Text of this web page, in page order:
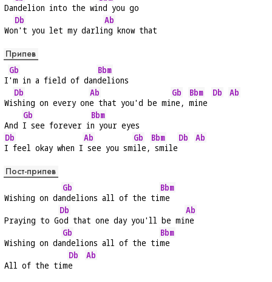
Dandelion into the wind you go
Wo
Db
n't you let my darli
Ab
ng know that
Припев
I
Gb
'm in a field of dan
Bbm
delions
Wi
Db
shing on every on
Ab
e that you'd be mi
Gb
ne,
Bbm
mine
Db Ab
And
Gb
I see forever i
Bbm
n your eyes
Db
I feel okay when I
Ab
see you sm
Gb
ile,
Bbm
smile
Db Ab
Пост-припев
Wishing on da
Gb
ndelions all of the ti
Bbm
me
Praying to G
Db
od that one day you'll be mi
Ab
ne
Wishing on da
Gb
ndelions all of the ti
Bbm
me
All of the tim
Db
e
Ab